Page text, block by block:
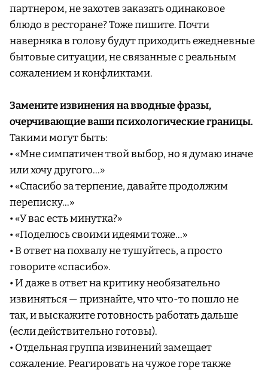
партнером, не захотев заказать одинаковое
блюдо в ресторане? Тоже пишите. Почти
наверняка в голову будут приходить ежедневные
бытовые ситуации, не связанные с реальным
сожалением и конфликтами.
Замените извинения на вводные фразы,
очерчивающие ваши психологические границы.
Такими могут быть:
• «Мне симпатичен твой выбор, но я думаю иначе
или хочу другого…»
• «Спасибо за терпение, давайте продолжим
переписку…»
• «У вас есть минутка?»
• «Поделюсь своими идеями тоже…»
• В ответ на похвалу не тушуйтесь, а просто
говорите «спасибо».
• И даже в ответ на критику необязательно
извиняться — признайте, что что-то пошло не
так, и выскажите готовность работать дальше
(если действительно готовы).
• Отдельная группа извинений замещает
сожаление. Реагировать на чужое горе также